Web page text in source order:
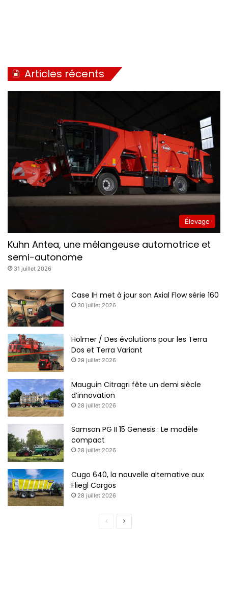
Articles récents
Élevage
Kuhn Antea, une mélangeuse automotrice et
semi-autonome
31 juillet 2026
Case IH met à jour son Axial Flow série 160
30 juillet 2026
Holmer / Des évolutions pour les Terra
Dos et Terra Variant
29 juillet 2026
Mauguin Citragri fête un demi siècle
d’innovation
28 juillet 2026
Samson PG II 15 Genesis : Le modèle
compact
28 juillet 2026
Cugo 640, la nouvelle alternative aux
Fliegl Cargos
28 juillet 2026
Page
Page